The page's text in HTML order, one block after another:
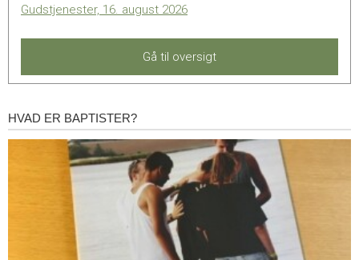
Gudstjenester, 16. august 2026
Gå til oversigt
Hvad
er
HVAD ER BAPTISTER?